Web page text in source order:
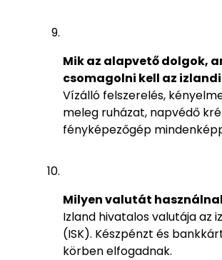
Mik az alapvető dolgok,
csomagolni kell az
Vízálló felszerelés,
meleg ruházat, napvédő
fényképezőgép
Milyen valutát
Izland hivatalos valutája az
(ISK). Készpénzt és
körben elfogadnak.